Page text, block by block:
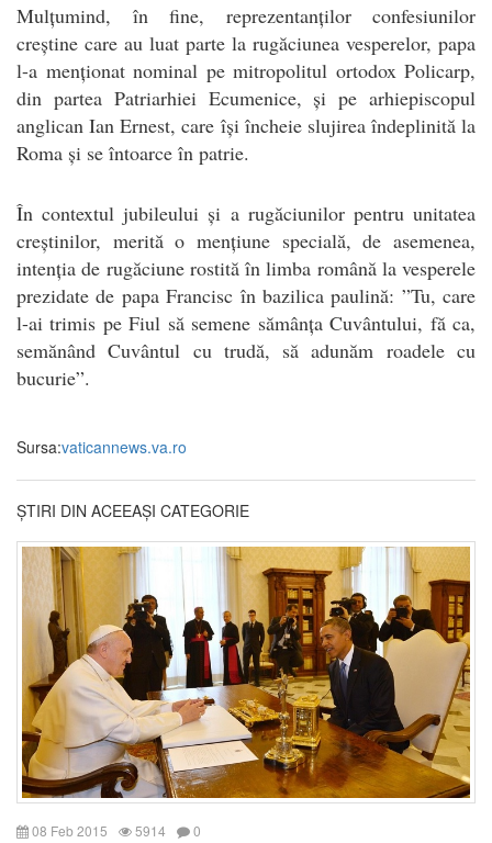
Mulțumind, în fine, reprezentanților confesiunilor
creștine care au luat parte la rugăciunea vesperelor, papa
l-a menționat nominal pe mitropolitul ortodox Policarp,
din partea Patriarhiei Ecumenice, și pe arhiepiscopul
anglican Ian Ernest, care își încheie slujirea îndeplinită la
Roma și se întoarce în patrie.
În contextul jubileului și a rugăciunilor pentru unitatea
creștinilor, merită o mențiune specială, de asemenea,
intenția de rugăciune rostită în limba română la vesperele
prezidate de papa Francisc în bazilica paulină: ”Tu, care
l-ai trimis pe Fiul să semene sămânța Cuvântului, fă ca,
semănând Cuvântul cu trudă, să adunăm roadele cu
bucurie”.
Sursa:vaticannews.va.ro
ȘTIRI DIN ACEEAȘI CATEGORIE
08 Feb 2015 5914 0